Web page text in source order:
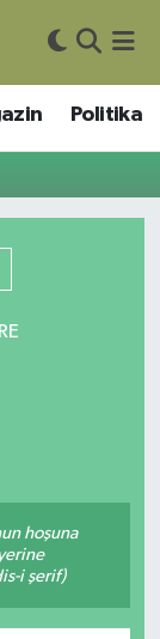
Politika
hoşuna
i şerif)